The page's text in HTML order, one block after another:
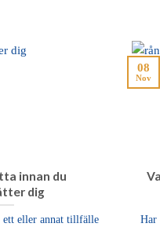
innan du
dig
ett eller annat tillfälle
Har
08
Nov